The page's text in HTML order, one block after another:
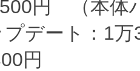
円 （本体
プデート：1
円